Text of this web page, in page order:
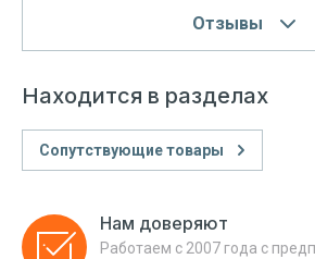
Отзывы
Находится в разделах
Сопутствующие товары
Нам доверяют
Работаем с 2007 года с